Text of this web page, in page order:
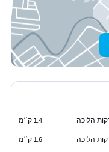
1.4 ק״מ
1.6 ק״מ